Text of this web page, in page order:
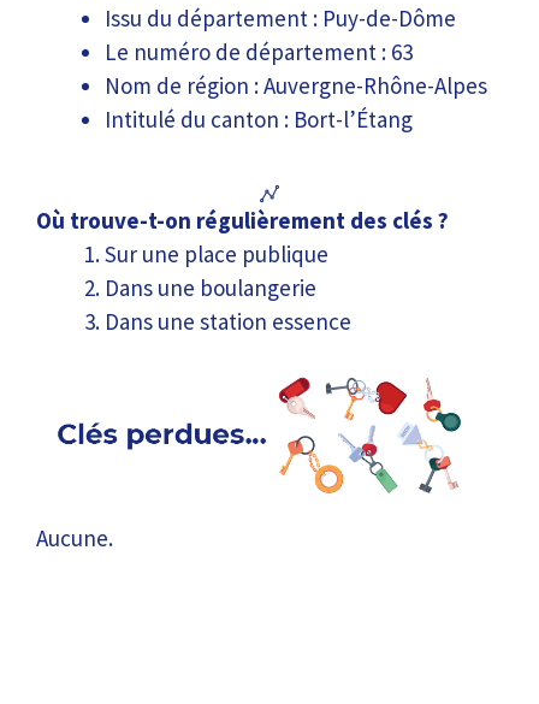
Issu du département : Puy-de-Dôme
Le numéro de département : 63
Nom de région : Auvergne-Rhône-Alpes
Intitulé du canton : Bort-l’Étang
Où trouve-t-on régulièrement des clés ?
Sur une place publique
Dans une boulangerie
Dans une station essence
Aucune.